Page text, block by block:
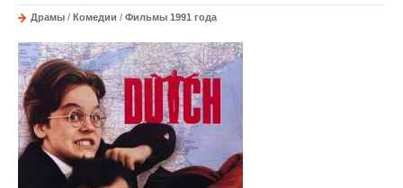
Драмы / Комедии / Фильмы 1991 года